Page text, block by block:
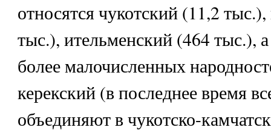
относятся чукотский (11,2
тыс.), ительменский (464 тыс.),
более малочисленных
керекский (в последнее время
объединяют в чукотско-